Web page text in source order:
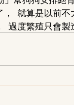
就算是以前
度繁殖只會製